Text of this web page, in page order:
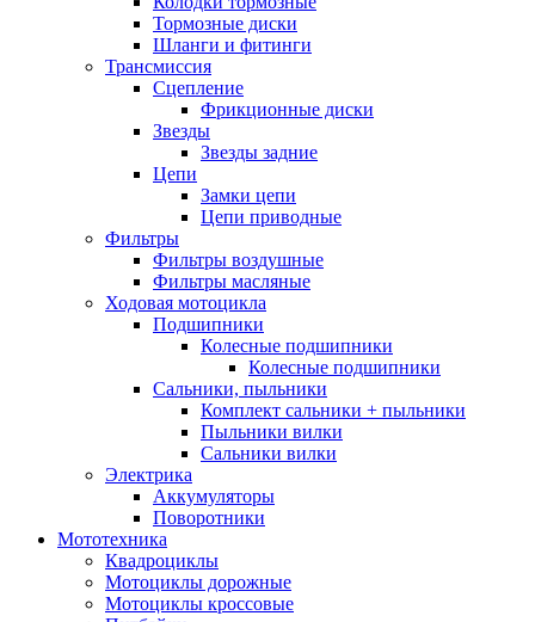
Тормозные диски
Шланги и фитинги
Трансмиссия
Cцепление
Фрикционные диски
Звезды
Звезды задние
Цепи
Замки цепи
Цепи приводные
Фильтры
Фильтры воздушные
Фильтры масляные
Ходовая мотоцикла
Подшипники
Колесные подшипники
Колесные подшипники
Сальники, пыльники
Комплект сальники + пыльники
Пыльники вилки
Сальники вилки
Электрика
Аккумуляторы
Поворотники
Мототехника
Квадроциклы
Мотоциклы дорожные
Мотоциклы кроссовые